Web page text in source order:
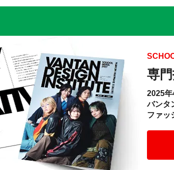
専
2025年
バンタ
ファッ